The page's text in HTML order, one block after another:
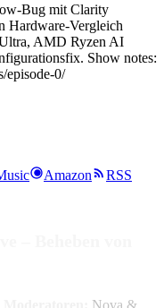
Bug mit Clarity
Hardware-Vergleich
AMD Ryzen AI
Show notes:
episode-0/
Amazon RSS